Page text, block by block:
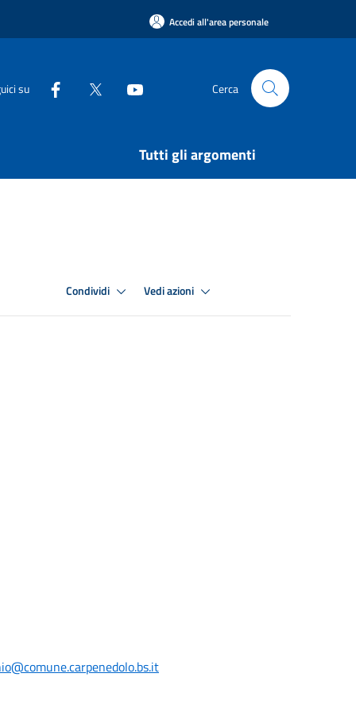
Accedi all'area personale
su Cerca
Tutti gli argomenti
Condividi Vedi azioni